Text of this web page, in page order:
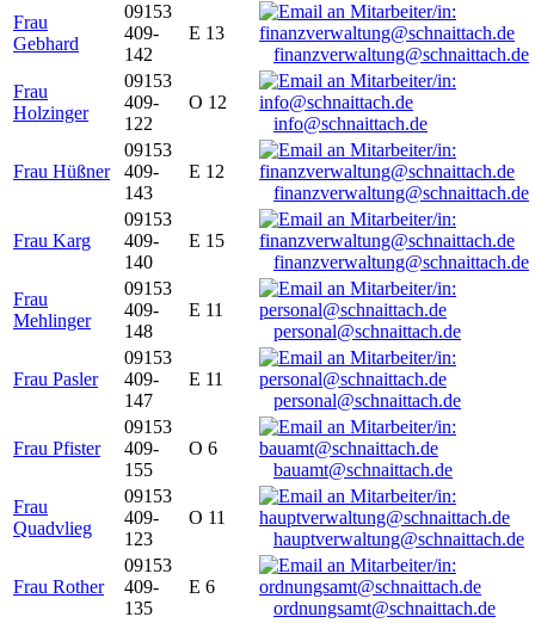
Frau
Gebhard
09153
409-
142
E 13
finanzverwaltung@schnaittach.de
Frau
Holzinger
09153
409-
122
O 12
info@schnaittach.de
Frau Hüßner
09153
409-
143
E 12
finanzverwaltung@schnaittach.de
Frau Karg
09153
409-
140
E 15
finanzverwaltung@schnaittach.de
Frau
Mehlinger
09153
409-
148
E 11
personal@schnaittach.de
Frau Pasler
09153
409-
147
E 11
personal@schnaittach.de
Frau Pfister
09153
409-
155
O 6
bauamt@schnaittach.de
Frau
Quadvlieg
09153
409-
123
O 11
hauptverwaltung@schnaittach.de
Frau Rother
09153
409-
135
E 6
ordnungsamt@schnaittach.de